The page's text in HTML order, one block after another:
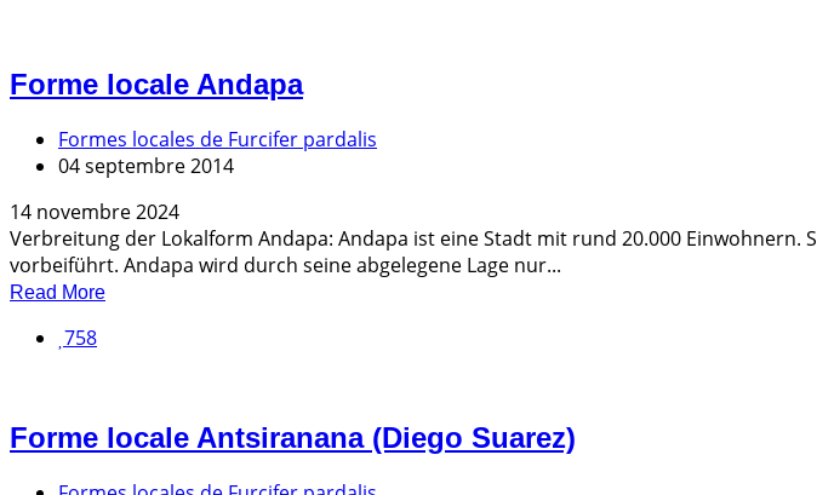
Forme locale Andapa
Formes locales de Furcifer pardalis
04 septembre 2014
14 novembre 2024
Verbreitung der Lokalform Andapa: Andapa ist eine Stadt mit rund 20.000
vorbeiführt. Andapa wird durch seine abgelegene Lage nur...
Read More
758
Forme locale Antsiranana (Diego Suarez)